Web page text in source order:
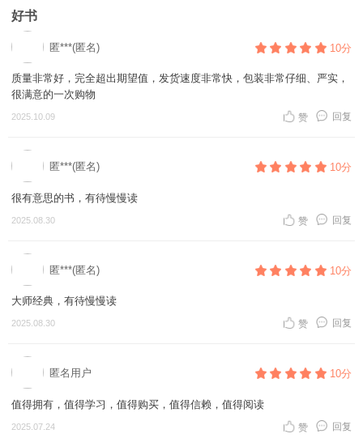
好书
匿***(匿名) 10分
质量非常好，完全超出期望值，发货速度非常快，包装非常仔细、严实，
很满意的一次购物
2025.10.09 回复
赞
匿***(匿名) 10分
很有意思的书，有待慢慢读
2025.08.30 回复
赞
匿***(匿名) 10分
大师经典，有待慢慢读
2025.08.30 回复
赞
匿名用户 10分
值得拥有，值得学习，值得购买，值得信赖，值得阅读
2025.07.24 回复
赞